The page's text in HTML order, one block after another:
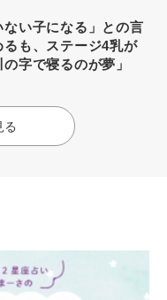
ない子になる」との言
るも、ステージ4乳が
字で寝るのが夢」
る